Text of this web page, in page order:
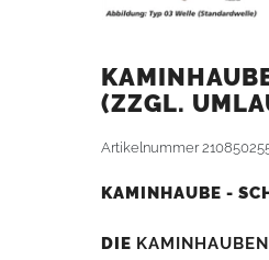
ZZGL.
Artikelnummer
KAMINHAUBE -
DIE KAMINHAUBEN